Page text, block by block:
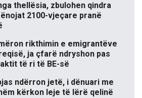
thellësia, zbulohen qindra
2100-vjeçare pranë
rikthimin e emigrantëve
ja çfarë ndryshon pas
të ri të BE-së
ndërron jetë, i dënuari me
kërkon leje të lërë qelinë